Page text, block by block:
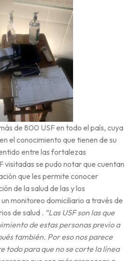
de 800 USF en todo el país, cuya
el conocimiento que tienen de su
entre las fortalezas
visitadas se pudo notar que cuentan
que les permite conocer
de la salud de las y los
monitoreo domiciliario a través de
de salud . “Las USF son las que
de estas personas previo a
también. Por eso nos parece
todo para que no se corte la línea